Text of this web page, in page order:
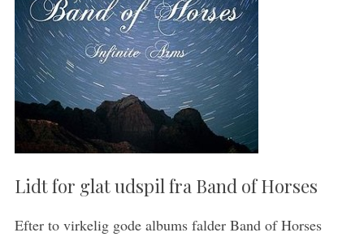
Lidt for glat udspil fra Band of Horses
Efter to virkelig gode albums falder Band of Horses